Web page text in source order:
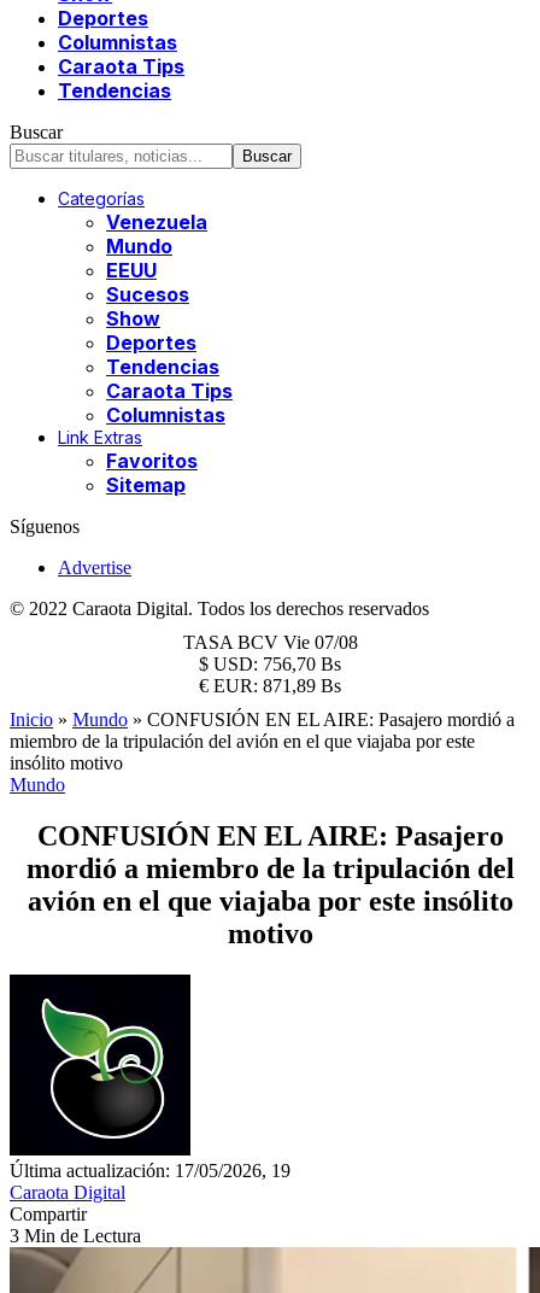
Deportes
Columnistas
Caraota Tips
Tendencias
Buscar
Categorías
Venezuela
Mundo
EEUU
Sucesos
Show
Deportes
Tendencias
Caraota Tips
Columnistas
Link Extras
Favoritos
Sitemap
Síguenos
Advertise
© 2022 Caraota Digital. Todos los derechos reservados
TASA BCV Vie 07/08
$ USD: 756,70 Bs
€ EUR: 871,89 Bs
Inicio » Mundo » CONFUSIÓN EN EL AIRE: Pasajero mordió a
miembro de la tripulación del avión en el que viajaba por este
insólito motivo
Mundo
CONFUSIÓN EN EL AIRE: Pasajero
mordió a miembro de la tripulación del
avión en el que viajaba por este insólito
motivo
Última actualización: 17/05/2026, 19
Caraota Digital
Compartir
3 Min de Lectura